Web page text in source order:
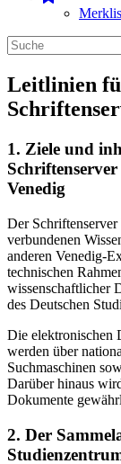
Leitlinien
1. Ziele und
Venedig
Der
verbundenen
anderen Venedig-
technischen
wissenschaftlicher
des Deutschen
Die elektronischen
werden über
Suchmaschinen
Darüber hinaus
Dokumente
2. Der